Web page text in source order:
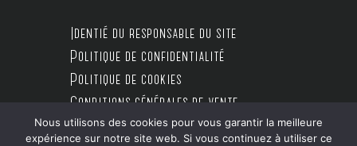
Identié du responsable du site
Politique de confidentialité
Politique de cookies
Conditions générales de vente
Nous utilisons des cookies pour vous garantir la meilleure
expérience sur notre site web. Si vous continuez à utiliser ce